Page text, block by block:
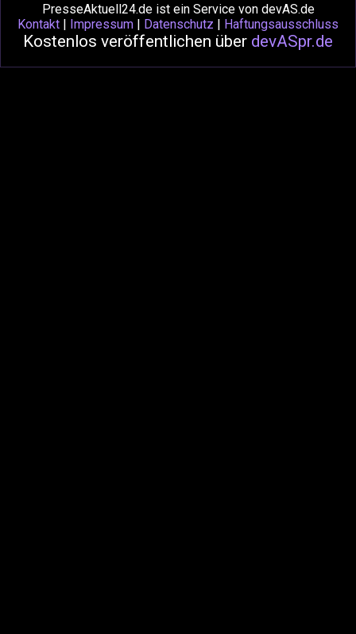
PresseAktuell24.de ist ein Service von devAS.de
Kontakt | Impressum | Datenschutz | Haftungsausschluss
Kostenlos veröffentlichen über devASpr.de